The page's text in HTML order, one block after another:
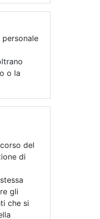
o la
del
di
gli
che si